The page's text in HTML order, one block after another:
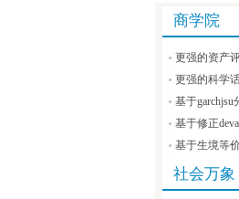
商学院
更强的资产
更强的科学
基于
基于修正
基于生境等
社会万象